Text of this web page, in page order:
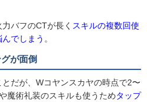
バフのCTが長く スキルの複数回使
でしまう 。
が面倒
だが、Wコヤンスカヤの時点で2〜
魔術礼装のスキルも使うためタップ